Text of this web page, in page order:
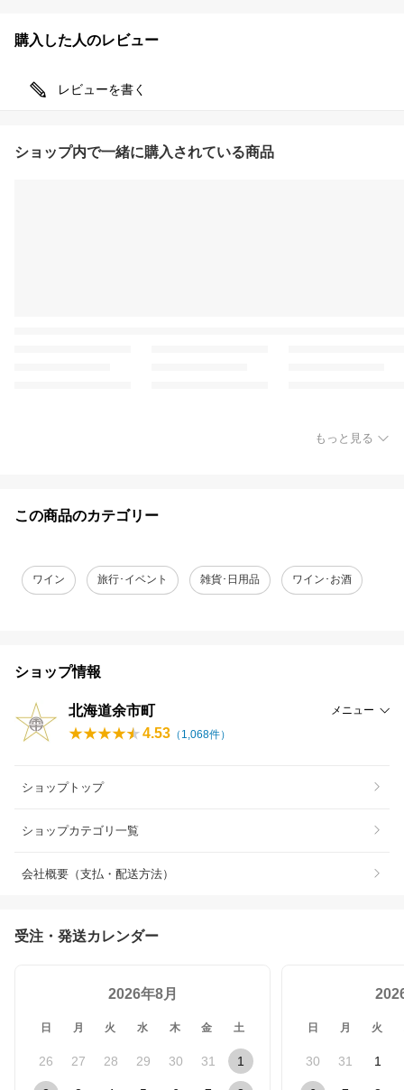
購入した人のレビュー
レビューを書く
ショップ内で一緒に購入されている商品
もっと見る
この商品のカテゴリー
ワイン 旅行･イベント 雑貨･日用品 ワイン･お酒
ショップ情報
北海道余市町 メニュー
4.53 （ 1,068件）
ショップトップ
ショップカテゴリ一覧
会社概要（支払・配送方法）
受注・発送カレンダー
2026年8月
日 月 火 水 木 金 土
26 27 28 29 30 31 1
日 月 火
30 31 1